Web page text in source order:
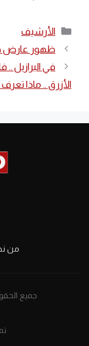
التصنيفات
الأرشيف
ظهور عارض
في البرازيل
الأزرق .. ماذا
من
جميع